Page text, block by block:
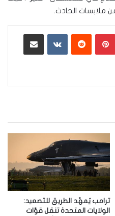
الحادث.
بينتيريست ‏VKontakte
ترامب يُمهّد الطريق للتصعيد:
الولايات المتحدة تنقل قوّات